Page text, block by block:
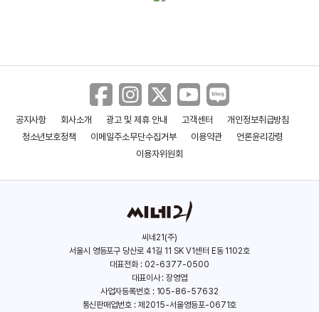
공지사항 회사소개 광고 및 제휴 안내 고객센터
개인정보취급방침
청소년보호정책
이메일주소무단수집거부 이용약관
언론윤리강령
이용자위원회
씨네21(주)
서울시 영등포구 당산로 41길 11 SK V1센터 E동 1102호
대표전화 : 02-6377-0500
대표이사 : 장영엽
사업자등록번호 : 105-86-57632
통신판매업번호 : 제2015-서울영등포-0671호